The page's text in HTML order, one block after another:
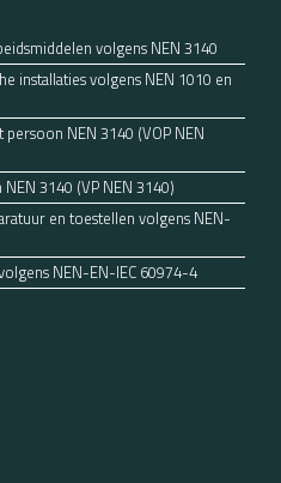
volgens NEN 3140
installaties volgens NEN 1010 en
NEN 3140 (VOP NEN
3140 (VP NEN 3140)
en toestellen volgens NEN-
NEN-EN-IEC 60974-4